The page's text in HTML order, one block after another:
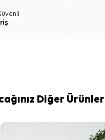
Diğer Ürünler